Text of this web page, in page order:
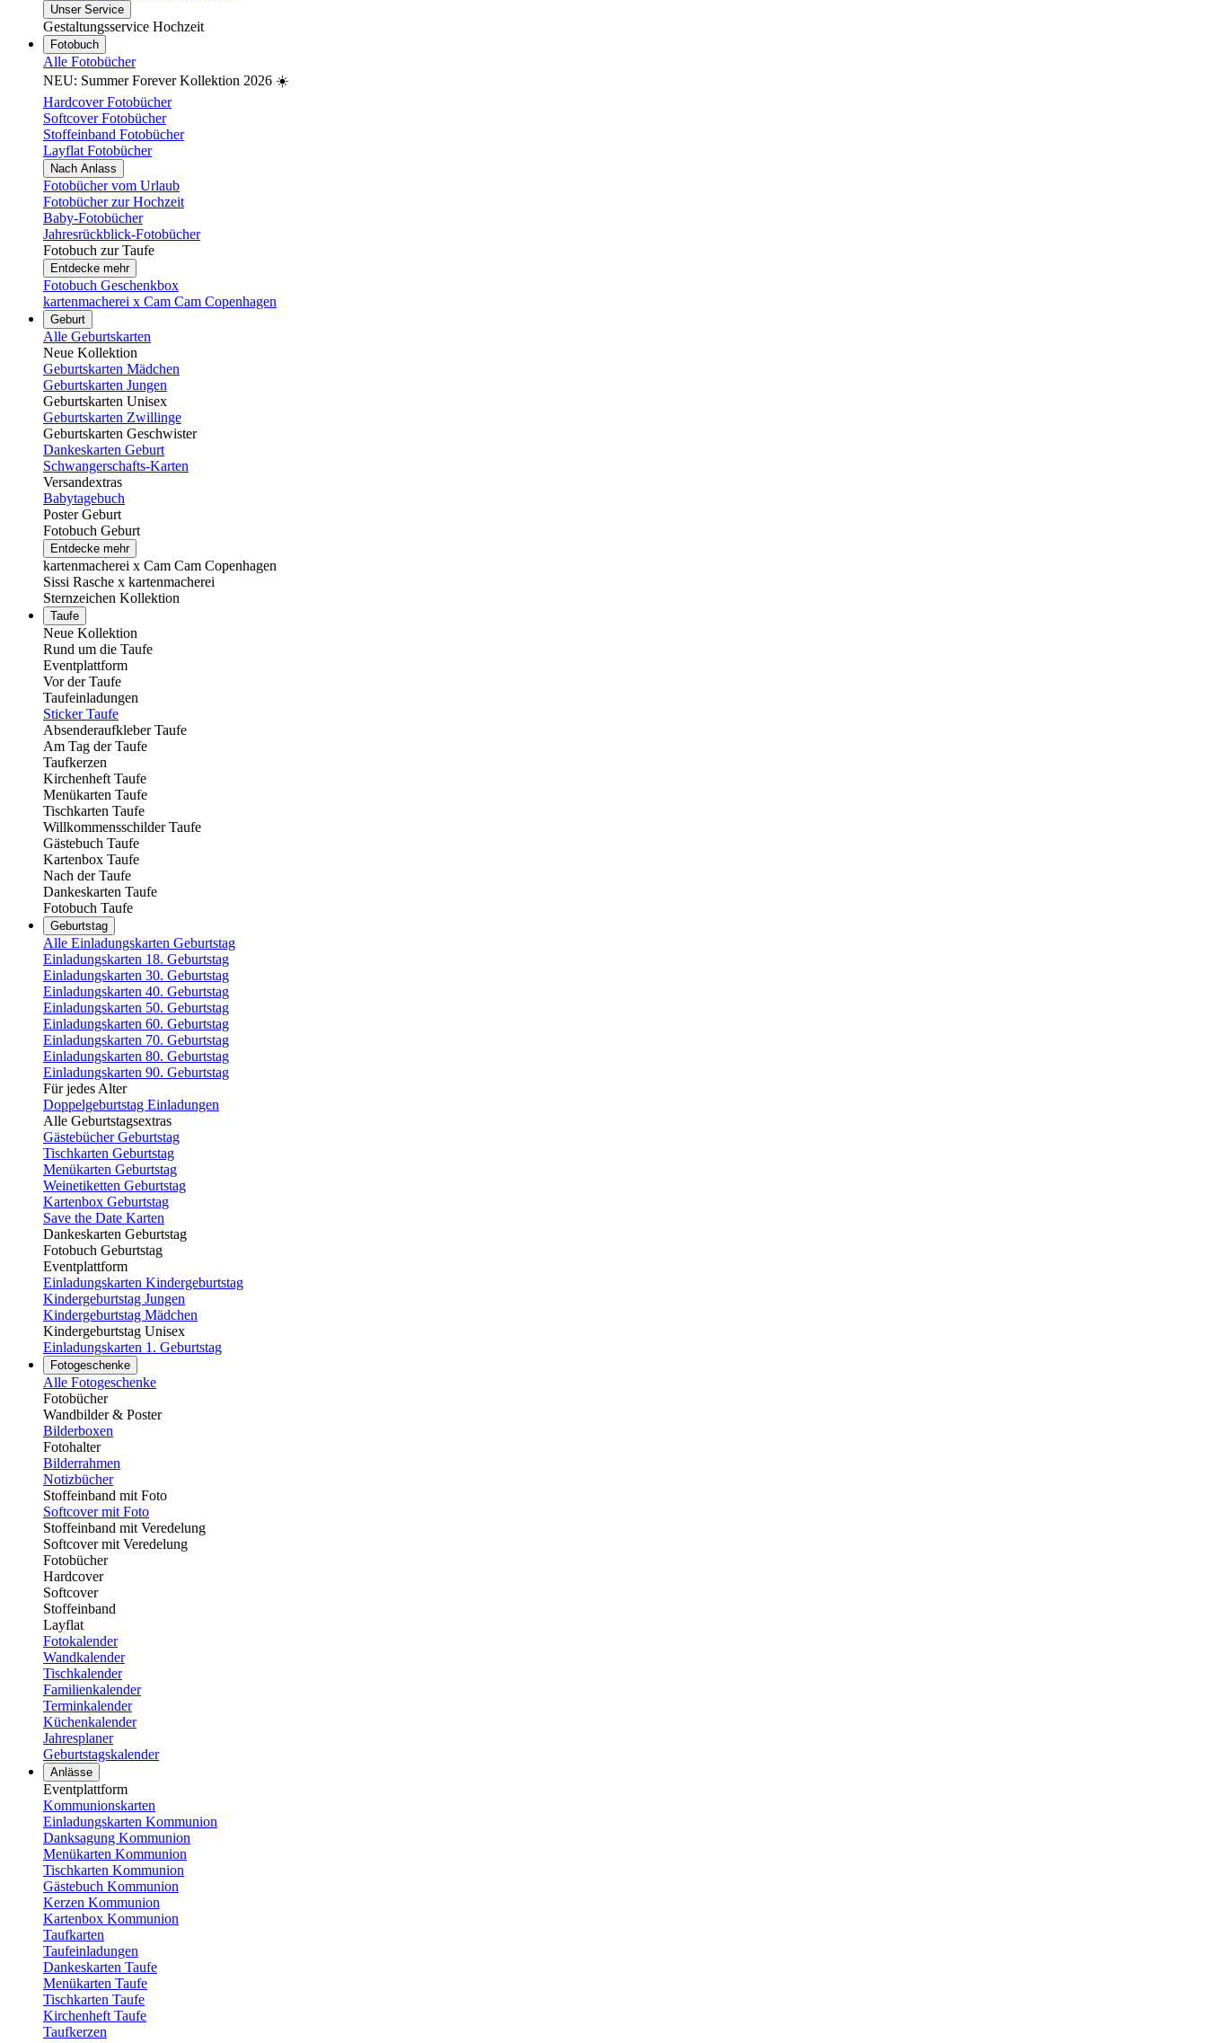
Unser Service
Gestaltungsservice Hochzeit
Fotobuch
Alle Fotobücher
NEU: Summer Forever Kollektion 2026 ☀️
Hardcover Fotobücher
Softcover Fotobücher
Stoffeinband Fotobücher
Layflat Fotobücher
Nach Anlass
Fotobücher vom Urlaub
Fotobücher zur Hochzeit
Baby-Fotobücher
Jahresrückblick-Fotobücher
Fotobuch zur Taufe
Entdecke mehr
Fotobuch Geschenkbox
kartenmacherei x Cam Cam Copenhagen
Geburt
Alle Geburtskarten
Neue Kollektion
Geburtskarten Mädchen
Geburtskarten Jungen
Geburtskarten Unisex
Geburtskarten Zwillinge
Geburtskarten Geschwister
Dankeskarten Geburt
Schwangerschafts-Karten
Versandextras
Babytagebuch
Poster Geburt
Fotobuch Geburt
Entdecke mehr
kartenmacherei x Cam Cam Copenhagen
Sissi Rasche x kartenmacherei
Sternzeichen Kollektion
Taufe
Neue Kollektion
Rund um die Taufe
Eventplattform
Vor der Taufe
Taufeinladungen
Sticker Taufe
Absenderaufkleber Taufe
Am Tag der Taufe
Taufkerzen
Kirchenheft Taufe
Menükarten Taufe
Tischkarten Taufe
Willkommensschilder Taufe
Gästebuch Taufe
Kartenbox Taufe
Nach der Taufe
Dankeskarten Taufe
Fotobuch Taufe
Geburtstag
Alle Einladungskarten Geburtstag
Einladungskarten 18. Geburtstag
Einladungskarten 30. Geburtstag
Einladungskarten 40. Geburtstag
Einladungskarten 50. Geburtstag
Einladungskarten 60. Geburtstag
Einladungskarten 70. Geburtstag
Einladungskarten 80. Geburtstag
Einladungskarten 90. Geburtstag
Für jedes Alter
Doppelgeburtstag Einladungen
Alle Geburtstagsextras
Gästebücher Geburtstag
Tischkarten Geburtstag
Menükarten Geburtstag
Weinetiketten Geburtstag
Kartenbox Geburtstag
Save the Date Karten
Dankeskarten Geburtstag
Fotobuch Geburtstag
Eventplattform
Einladungskarten Kindergeburtstag
Kindergeburtstag Jungen
Kindergeburtstag Mädchen
Kindergeburtstag Unisex
Einladungskarten 1. Geburtstag
Fotogeschenke
Alle Fotogeschenke
Fotobücher
Wandbilder & Poster
Bilderboxen
Fotohalter
Bilderrahmen
Notizbücher
Stoffeinband mit Foto
Softcover mit Foto
Stoffeinband mit Veredelung
Softcover mit Veredelung
Fotobücher
Hardcover
Softcover
Stoffeinband
Layflat
Fotokalender
Wandkalender
Tischkalender
Familienkalender
Terminkalender
Küchenkalender
Jahresplaner
Geburtstagskalender
Anlässe
Eventplattform
Kommunionskarten
Einladungskarten Kommunion
Danksagung Kommunion
Menükarten Kommunion
Tischkarten Kommunion
Gästebuch Kommunion
Kerzen Kommunion
Kartenbox Kommunion
Taufkarten
Taufeinladungen
Dankeskarten Taufe
Menükarten Taufe
Tischkarten Taufe
Kirchenheft Taufe
Taufkerzen